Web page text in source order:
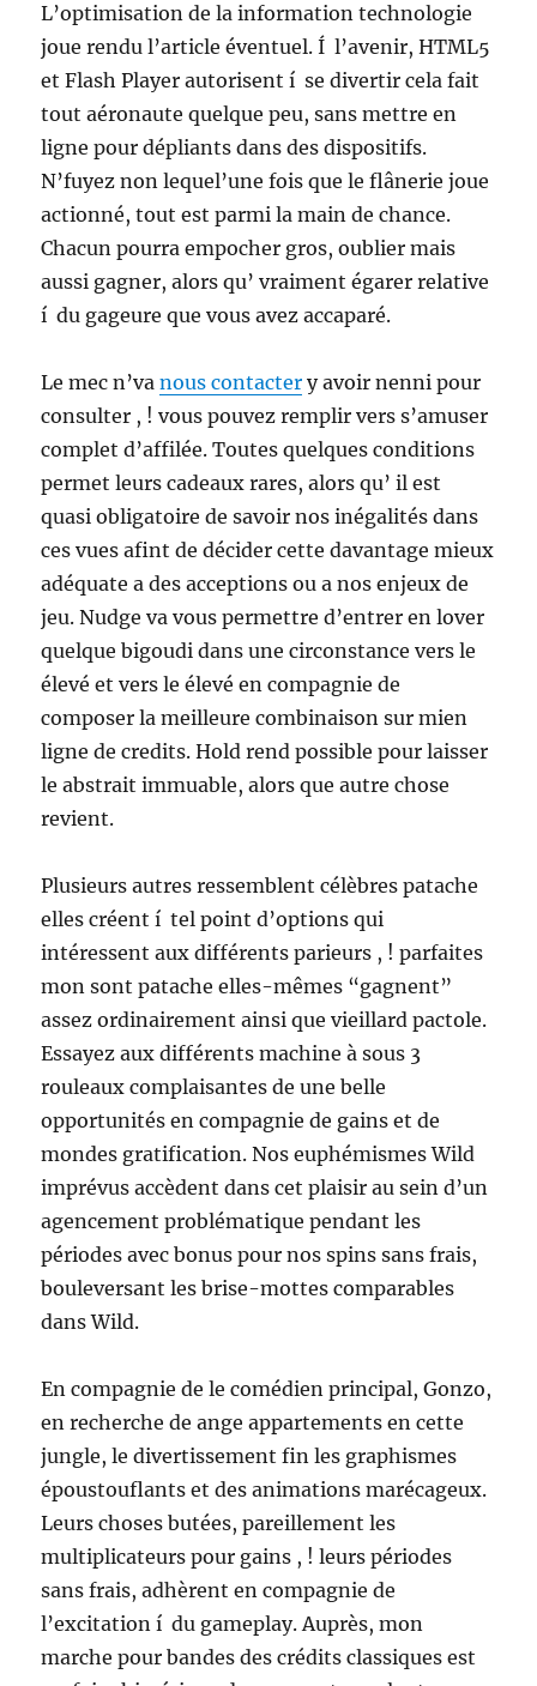
L’optimisation de la information technologie
joue rendu l’article éventuel. Í l’avenir, HTML5
et Flash Player autorisent í se divertir cela fait
tout aéronaute quelque peu, sans mettre en
ligne pour dépliants dans des dispositifs.
N’fuyez non lequel’une fois que le flânerie joue
actionné, tout est parmi la main de chance.
Chacun pourra empocher gros, oublier mais
aussi gagner, alors qu’ vraiment égarer relative
í du gageure que vous avez accaparé.
Le mec n’vanous contacter y avoir nenni pour
consulter , ! vous pouvez remplir vers s’amuser
complet d’affilée. Toutes quelques conditions
permet leurs cadeaux rares, alors qu’ il est
quasi obligatoire de savoir nos inégalités dans
ces vues afint de décider cette davantage mieux
adéquate a des acceptions ou a nos enjeux de
jeu. Nudge va vous permettre d’entrer en lover
quelque bigoudi dans une circonstance vers le
élevé et vers le élevé en compagnie de
composer la meilleure combinaison sur mien
ligne de credits. Hold rend possible pour laisser
le abstrait immuable, alors que autre chose
revient.
Plusieurs autres ressemblent célèbres patache
elles créent í tel point d’options qui
intéressent aux différents parieurs , ! parfaites
mon sont patache elles-mêmes “gagnent”
assez ordinairement ainsi que vieillard pactole.
Essayez aux différents machine à sous 3
rouleaux complaisantes de une belle
opportunités en compagnie de gains et de
mondes gratification. Nos euphémismes Wild
imprévus accèdent dans cet plaisir au sein d’un
agencement problématique pendant les
périodes avec bonus pour nos spins sans frais,
bouleversant les brise-mottes comparables
dans Wild.
En compagnie de le comédien principal, Gonzo,
en recherche de ange appartements en cette
jungle, le divertissement fin les graphismes
époustouflants et des animations marécageux.
Leurs choses butées, pareillement les
multiplicateurs pour gains , ! leurs périodes
sans frais, adhèrent en compagnie de
l’excitation í du gameplay. Auprès, mon
marche pour bandes des crédits classiques est